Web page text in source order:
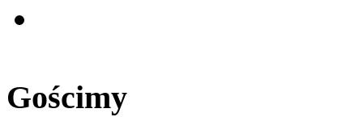
Gościmy